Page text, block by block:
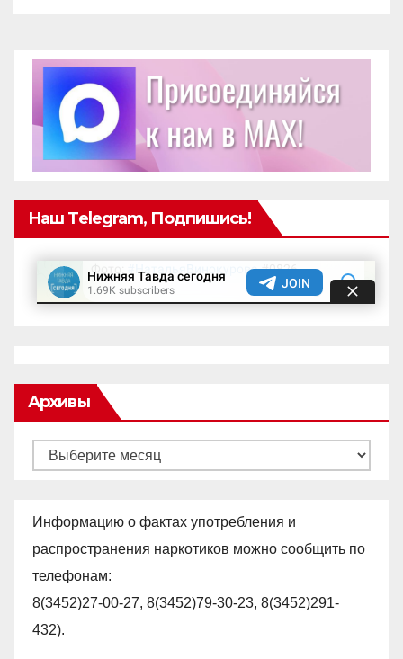
Наш Telegram, Подпишись!
Архивы
Архивы
Информацию о фактах употребления и
распространения наркотиков можно сообщить по
телефонам:
8(3452)27-00-27, 8(3452)79-30-23, 8(3452)291-
432).